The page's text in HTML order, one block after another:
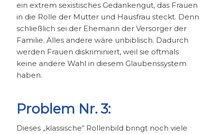
ein extrem sexistisches Gedankengut, das Frauen
in die Rolle der Mutter und Hausfrau steckt. Denn
schließlich sei der Ehemann der Versorger der
Familie. Alles andere wäre unbiblisch. Dadurch
werden Frauen diskriminiert, weil sie oftmals
keine andere Wahl in diesem Glaubenssystem
haben.
Problem Nr. 3:
Dieses „klassische“ Rollenbild bringt noch viele